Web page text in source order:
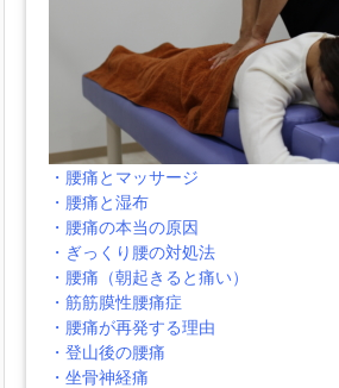
・腰痛とマッサージ
・腰痛と湿布
・腰痛の本当の原因
・ぎっくり腰の対処法
・腰痛（朝起きると痛い）
・筋筋膜性腰痛症
・腰痛が再発する理由
・登山後の腰痛
・坐骨神経痛